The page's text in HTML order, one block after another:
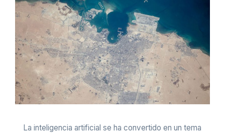
La inteligencia artificial se ha convertido en un tema